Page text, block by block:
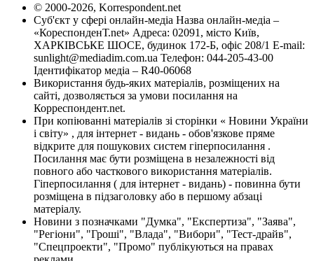
© 2000-2026, Korrespondent.net
Суб'єкт у сфері онлайн-медіа Назва онлайн-медіа –
«КореспонденТ.net» Адреса: 02091, місто Київ,
ХАРКІВСЬКЕ ШОСЕ, будинок 172-Б, офіс 208/1 E-mail:
sunlight@mediadim.com.ua Телефон: 044-205-43-00
Ідентифікатор медіа – R40-06068
Використання будь-яких матеріалів, розміщених на
сайті, дозволяється за умови посилання на
Корреспондент.net.
При копіюванні матеріалів зі сторінки « Новини України
і світу» , для інтернет - видань - обов'язкове пряме
відкрите для пошукових систем гіперпосилання .
Посилання має бути розміщена в незалежності від
повного або часткового використання матеріалів.
Гіперпосилання ( для інтернет - видань) - повинна бути
розміщена в підзаголовку або в першому абзаці
матеріалу.
Новини з позначками "Думка", "Експертиза", "Заява",
"Регіони", "Гроші", "Влада", "Вибори", "Тест-драйв",
"Спецпроекти", "Промо" публікуються на правах